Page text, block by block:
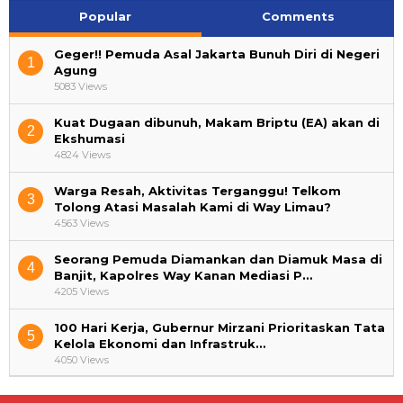
Popular Comments
1
Geger!! Pemuda Asal Jakarta Bunuh Diri di Negeri
Agung
5083 Views
2
Kuat Dugaan dibunuh, Makam Briptu (EA) akan di
Ekshumasi
4824 Views
3
Warga Resah, Aktivitas Terganggu! Telkom
Tolong Atasi Masalah Kami di Way Limau?
4563 Views
4
Seorang Pemuda Diamankan dan Diamuk Masa di
Banjit, Kapolres Way Kanan Mediasi P…
4205 Views
5
100 Hari Kerja, Gubernur Mirzani Prioritaskan Tata
Kelola Ekonomi dan Infrastruk…
4050 Views